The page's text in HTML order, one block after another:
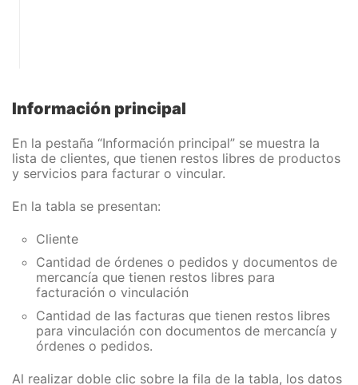
Información principal
En la pestaña “Información principal” se muestra la
lista de clientes, que tienen restos libres de productos
y servicios para facturar o vincular.
En la tabla se presentan:
Cliente
Cantidad de órdenes o pedidos y documentos de
mercancía que tienen restos libres para
facturación o vinculación
Cantidad de las facturas que tienen restos libres
para vinculación con documentos de mercancía y
órdenes o pedidos.
Al realizar doble clic sobre la fila de la tabla, los datos